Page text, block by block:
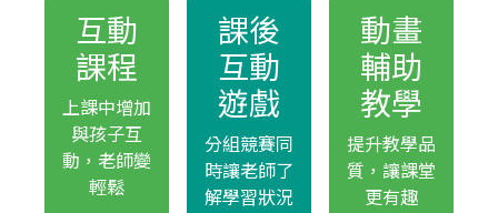
互動
課程
上課中增加
與孩子互
動，老師變
輕鬆
課後
互動
遊戲
分組競賽同
時讓老師了
解學習狀況
動畫
輔助
教學
提升教學品
質，讓課堂
更有趣